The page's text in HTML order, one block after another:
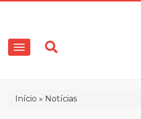
conteúdo
principal
Main
navigation
Trilha
Início Notícias